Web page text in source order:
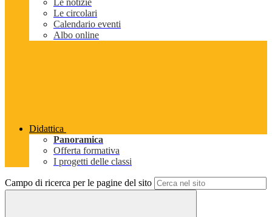
Le notizie
Le circolari
Calendario eventi
Albo online
Didattica
Panoramica
Offerta formativa
I progetti delle classi
Campo di ricerca per le pagine del sito